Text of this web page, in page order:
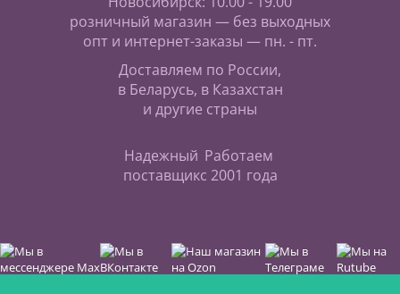
розничный магазин — без выходных
опт и интернет-заказы — пн. - пт.
Доставляем по России,
в Беларусь, в Казахстан
и другие страны
Надежный
поставщик
Работаем
с 2001 года